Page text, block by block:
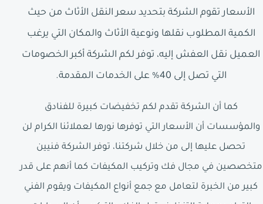
الأسعار تقوم الشركة بتحديد سعر النقل الأثاث من حيث
الكمية المطلوب نقلها ونوعية الأثاث والمكان التي يرغب
العميل نقل العفش إليه، توفر لكم الشركة أكبر الخصومات
التي تصل إلى 40% على الخدمات المقدمة.
كما أن الشركة تقدم لكم تخفيضات كبيرة للفنادق
والمؤسسات أن الأسعار التي توفرها نورها لعملائنا الكرام لن
تحصل عليها إلى من خلال شركتنا، توفر الشركة فنيين
متخصصين في مجال فك وتركيب المكيفات كما أنهم على قدر
كبير من الخبرة لتعامل مع جمع أنواع المكيفات ويقوم الفني